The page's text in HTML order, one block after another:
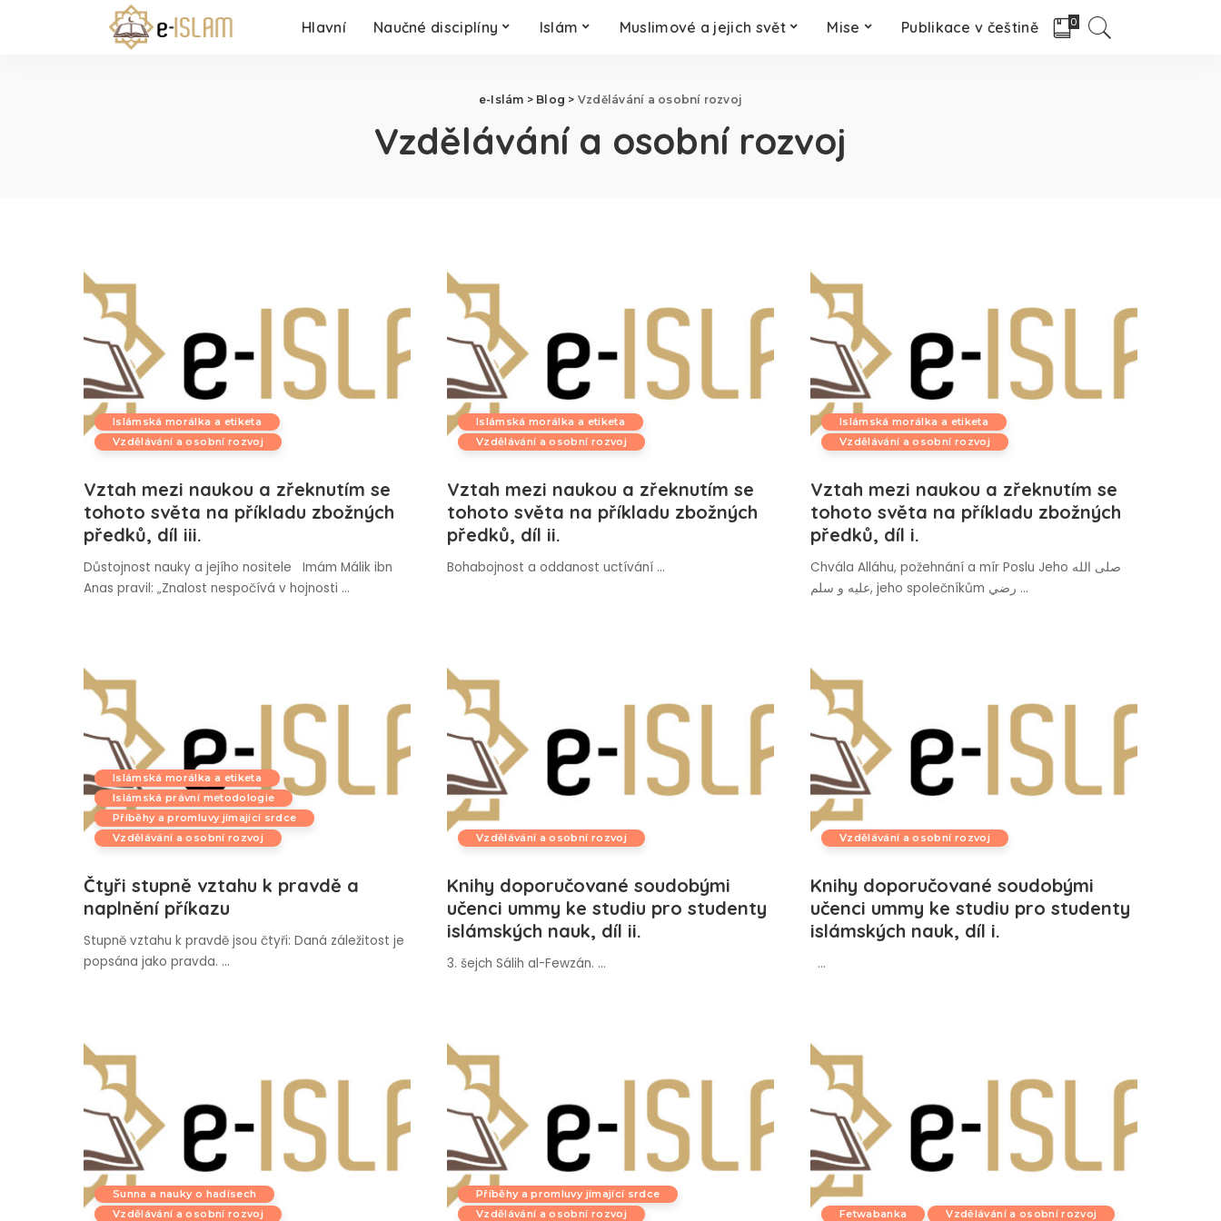
Hlavní Naučné disciplíny Islám Muslimové a jejich svět Mise Publikace v češtině 0
e-Islám > Blog > Vzdělávání a osobní rozvoj
Vzdělávání a osobní rozvoj
Islámská morálka a etiketa
Vzdělávání a osobní rozvoj
Vztah mezi naukou a zřeknutím se
tohoto světa na příkladu zbožných
předků, díl iii.
Důstojnost nauky a jejího nositele Imám Málik ibn
Anas pravil: „Znalost nespočívá v hojnosti ...
Islámská morálka a etiketa
Vzdělávání a osobní rozvoj
Vztah mezi naukou a zřeknutím se
tohoto světa na příkladu zbožných
předků, díl ii.
Bohabojnost a oddanost uctívání ...
Islámská morálka a etiketa
Vzdělávání a osobní rozvoj
Vztah mezi naukou a zřeknutím se
tohoto světa na příkladu zbožných
předků, díl i.
Chvála Alláhu, požehnání a mír Poslu Jeho صلى الله
...
Islámská morálka a etiketa
Islámská právní metodologie
Příběhy a promluvy jímající srdce
Vzdělávání a osobní rozvoj
Čtyři stupně vztahu k pravdě a
naplnění příkazu
Stupně vztahu k pravdě jsou čtyři: Daná záležitost je
popsána jako pravda. ...
Vzdělávání a osobní rozvoj
Knihy doporučované soudobými
učenci ummy ke studiu pro studenty
islámských nauk, díl ii.
3. šejch Sálih al-Fewzán. ...
Vzdělávání a osobní rozvoj
Knihy doporučované soudobými
učenci ummy ke studiu pro studenty
islámských nauk, díl i.
...
Sunna a nauky o hadísech
Vzdělávání a osobní rozvoj
Příběhy a promluvy jímající srdce
Vzdělávání a osobní rozvoj
Fetwabanka Vzdělávání a osobní rozvoj